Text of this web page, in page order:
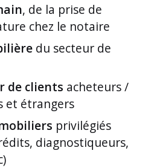
, de la prise de
chez le notaire
du secteur de
de clients acheteurs /
et étrangers
privilégiés
diagnostiqueurs,